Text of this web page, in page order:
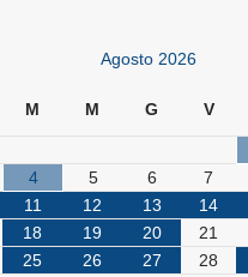
Agosto 2026
M M G V
4 5 6 7
11 12 13 14
18 19 20 21
25 26 27 28